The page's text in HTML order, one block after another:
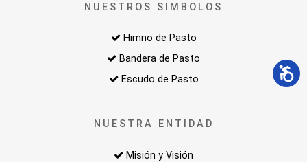
NUESTROS SIMBOLOS
Himno de Pasto
Bandera de Pasto
Escudo de Pasto
NUESTRA ENTIDAD
Misión y Visión